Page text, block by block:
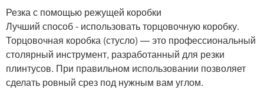
Резка с помощью режущей коробки
Лучший способ - использовать торцовочную коробку.
Торцовочная коробка (стусло) — это профессиональный
столярный инструмент, разработанный для резки
плинтусов. При правильном использовании позволяет
сделать ровный срез под нужным вам углом.